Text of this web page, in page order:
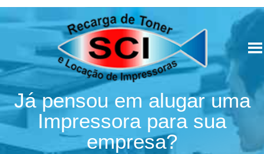
Já pensou em alugar uma
Impressora para sua
empresa?